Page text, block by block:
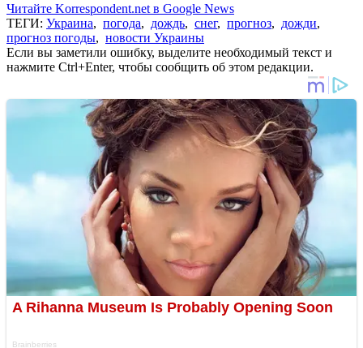
Читайте Korrespondent.net в Google News
ТЕГИ: Украина, погода, дождь, снег, прогноз, дожди,
прогноз погоды, новости Украины
Если вы заметили ошибку, выделите необходимый текст и
нажмите Ctrl+Enter, чтобы сообщить об этом редакции.